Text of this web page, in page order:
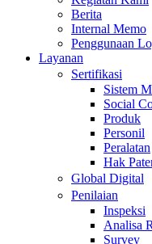
Berita
Internal Memo
Penggunaan
Layanan
Sertifikasi
Sistem
Social
Produk
Personil
Peralatan
Hak
Global Digital
Penilaian
Inspeksi
Analisa
Survey